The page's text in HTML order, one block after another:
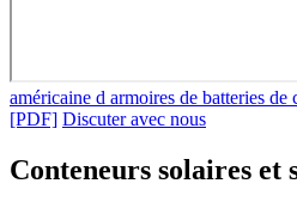
américaine d armoires de batteries
[PDF] Discuter avec nous
Conteneurs solaires et